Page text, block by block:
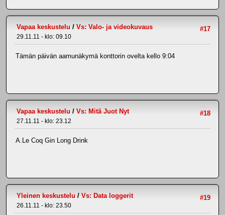
#17
Vapaa keskustelu / Vs: Valo- ja videokuvaus
29.11.11 - klo: 09.10
Tämän päivän aamunäkymä konttorin ovelta kello 9:04
#18
Vapaa keskustelu / Vs: Mitä Juot Nyt
27.11.11 - klo: 23.12
A.Le Coq Gin Long Drink
#19
Yleinen keskustelu / Vs: Data loggerit
26.11.11 - klo: 23.50